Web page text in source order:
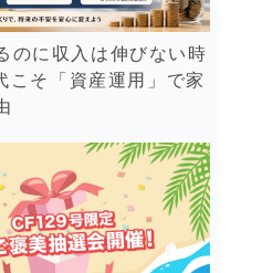
のに収入は伸びない時
こそ「資産運用」で家